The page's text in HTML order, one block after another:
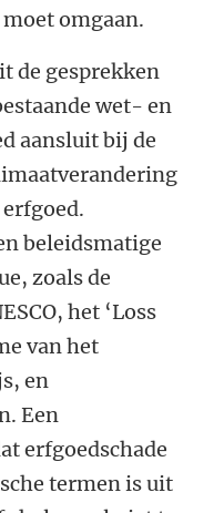
omgaan.
de gesprekken
wet- en
aansluit bij de
beleidsmatige
zoals de
het ‘Loss
van het
en
Een
erfgoedschade
termen is uit